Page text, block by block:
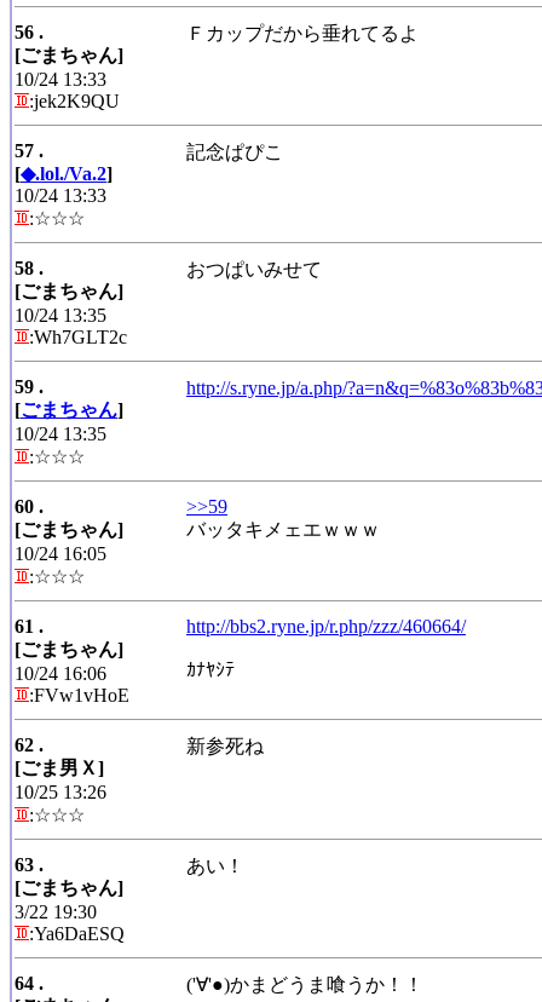
56 .
[ごまちゃん]
10/24 13:33
:jek2K9QU
Ｆカップだから垂れてるよ
57 .
[◆.lol./Va.2]
10/24 13:33
:☆☆☆
記念ぱぴこ
58 .
[ごまちゃん]
10/24 13:35
:Wh7GLT2c
おつぱいみせて
59 .
[ごまちゃん]
10/24 13:35
:☆☆☆
http://s.ryne.jp/a.php/
60 .
[ごまちゃん]
10/24 16:05
:☆☆☆
>>59
バッタキメェエｗｗｗ
61 .
[ごまちゃん]
10/24 16:06
:FVw1vHoE
http://bbs2.ryne.jp/r.php/zzz/460664/
ｶﾅﾔｼﾃ
62 .
[ごま男Ｘ]
10/25 13:26
:☆☆☆
新参死ね
63 .
[ごまちゃん]
3/22 19:30
:Ya6DaESQ
あい！
64 .
('∀'●)かまどうま喰うか！！